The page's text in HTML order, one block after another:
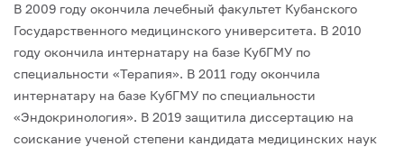
В 2009 году окончила лечебный факультет Кубанского
Государственного медицинского университета. В 2010
году окончила интернатару на базе КубГМУ по
специальности «Терапия». В 2011 году окончила
интернатару на базе КубГМУ по специальности
«Эндокринология». В 2019 защитила диссертацию на
соискание ученой степени кандидата медицинских наук